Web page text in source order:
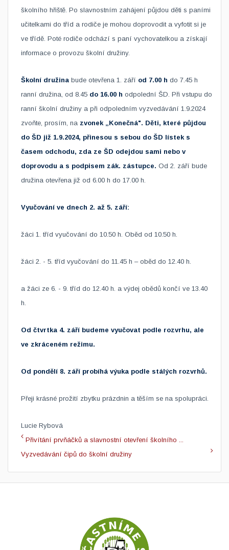
školního hřiště. Po slavnostním zahájení půjdou děti s paními
učitelkami do tříd a rodiče je mohou doprovodit a vyfotit si je
ve třídě. Poté rodiče odchází s paní vychovatelkou a získají
informace o provozu školní družiny.
Školní družina bude otevřena 1. září od 7.00 h do 7.45 h
ranní družina, od 8.45 do 16.00 h ​odpolední ŠD. Při vstupu do
ranní školní družiny a při odpoledním vyzvedávání 1.9.2024
zvoňte, prosím, na zvonek „Konečná". Děti, které půjdou
do ŠD již 1.9.2024, přinesou s sebou do ŠD lístek s
časem odchodu, zda ze ŠD odejdou sami nebo v
doprovodu a s podpisem zák. zástupce. Od 2. září bude
družina otevřena již od 6.00 h do 17.00 h.
Vyučování ve dnech 2. až 5. září:
žáci 1. tříd vyučování do 10.50 h. Oběd od 10.50 h.
žáci 2. - 5. tříd vyučování do 11.45 h – oběd do 12.40 h.
a žáci ze 6. - 9. tříd do 12.40 h. a výdej obědů končí ve 13.40
h.
Od čtvrtka 4. září budeme vyučovat podle rozvrhu, ale
ve zkráceném režimu.
Od pondělí 8. září probíhá výuka podle stálých rozvrhů.
Přeji krásné prožití zbytku prázdnin a těším se na spolupráci.
Lucie Rybová​
Přivítání prvňáčků a slavnostní otevření školního ...
Vyzvedávání čipů do školní družiny